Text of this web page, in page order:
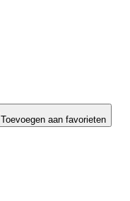
Toevoegen aan favorieten